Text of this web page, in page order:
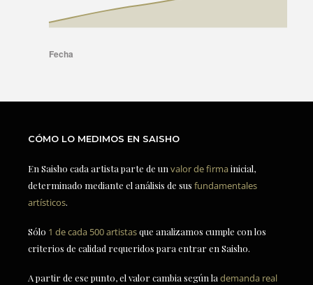
CÓMO LO MEDIMOS EN SAISHO
En Saisho cada artista parte de un valor de firmainicial,
determinado mediante el análisis de sus fundamentales
artísticos.
Sólo 1 de cada 500 artistasque analizamos cumple con los
criterios de calidad requeridos para entrar en Saisho.
A partir de ese punto, el valor cambia según la demanda real